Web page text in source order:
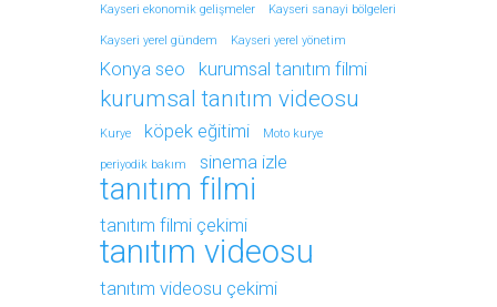
Kayseri ekonomik gelişmeler Kayseri sanayi bölgeleri
Kayseri yerel gündem Kayseri yerel yönetim
Konya seo kurumsal tanıtım filmi
kurumsal tanıtım videosu
Kurye köpek eğitimi Moto kurye
periyodik bakım sinema izle
tanıtım filmi
tanıtım filmi çekimi
tanıtım videosu
tanıtım videosu çekimi